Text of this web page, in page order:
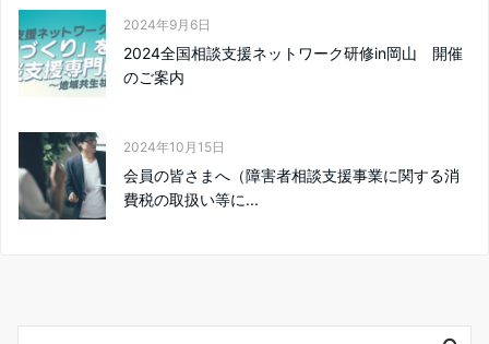
2024年9月6日
2024全国相談支援ネットワーク研修in岡山 開催
のご案内
2024年10月15日
会員の皆さまへ（障害者相談支援事業に関する消
費税の取扱い等に...